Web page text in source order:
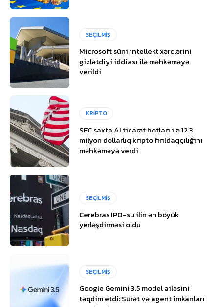
SEÇİLMİŞ
Microsoft süni intellekt xərclərini
gizlətdiyi iddiası ilə məhkəməyə
verildi
KRİPTO
SEC saxta AI ticarət botları ilə 12.3
milyon dollarlıq kripto fırıldaqçılığını
məhkəməyə verdi
SEÇİLMİŞ
Cerebras IPO-su ilin ən böyük
yerləşdirməsi oldu
SEÇİLMİŞ
Google Gemini 3.5 model ailəsini
təqdim etdi: Sürət və agent imkanları